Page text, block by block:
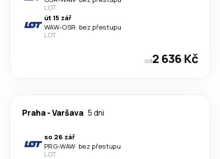
LOT
út 15 zář
WAW-OSR· bez přestupu
LOT
od2 636 Kč
Praha-Varšava 5 dni
so 26 zář
PRG-WAW· bez přestupu
LOT